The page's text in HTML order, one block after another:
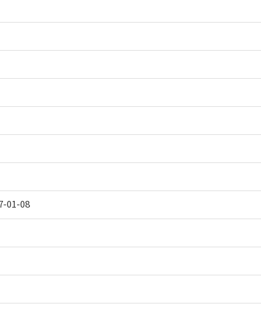
01-08